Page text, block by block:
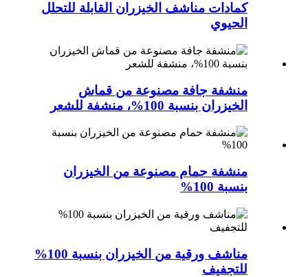
كمادات مناشف الخيزران القابلة للتحلل
الحيوي
منشفة جافة مصنوعة من قماش
الخيزران بنسبة 100%، منشفة للشعر
منشفة حمام مصنوعة من الخيزران
بنسبة 100%
مناشف ورقية من الخيزران بنسبة 100%
للتجفيف